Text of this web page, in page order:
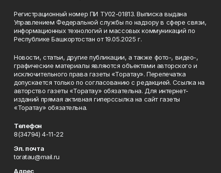
Регистрационный номер ПИ ТУ02-01813. Выписка выдана
Управлением Федеральной службы по надзору в сфере связи,
информационных технологий и массовых коммуникаций по
Республике Башкортостан от 19.05.2025 г.
Новости, статьи, другие публикации, а также фото-, видео-,
графические материалы являются объектами авторского и
исключительного права газеты «Торатау». Перепечатка
допускается только по согласованию с редакцией. Ссылка на
авторство газеты «Торатау» обязательна. Для интернет-
изданий прямая активная гиперссылка на сайт газеты
«Торатау» обязательна.
Телефон
8(34794) 4-11-22
Эл. почта
toratau@mail.ru
Адрес